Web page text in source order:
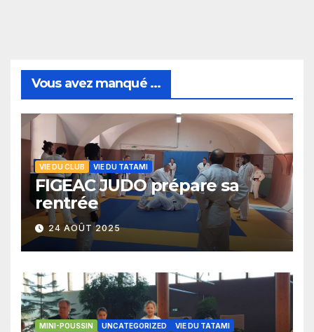
Vous avez manqué ...
VIE DU CLUB VIE DU TATAMI
FIGEAC JUDO prépare sa
rentrée
24 AOÛT 2025
MINI-POUSSIN UNCATEGORIZED VIE DU TATAMI